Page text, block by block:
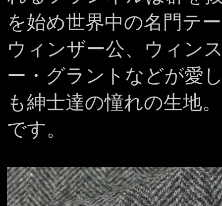
を始め世界中の名門テ
ウィンザー公、ウィン
ー・グラントなどが愛
も紳士達の憧れの生地
です。